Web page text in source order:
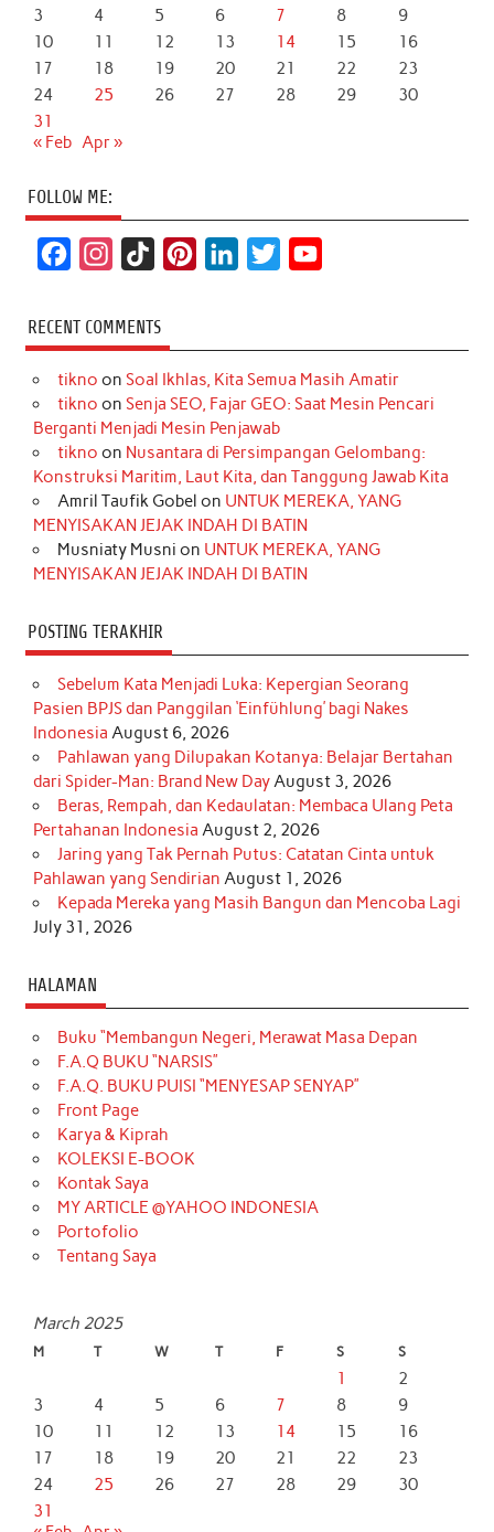
3
4 5 6 7 8
9
10
11 12 13 14 15
16
17
18 19 20 21 22
23
24
25 26 27 28 29
30
31
« Feb Apr »
FOLLOW ME:
c
e
b
o
k
s
t
a
r
a
m
k
T
o
k
t
e
r
e
s
t
k
e
d
I
n
t
t
r
T
u
e
RECENT COMMENTS
tikno on Soal Ikhlas, Kita Semua Masih Amatir
tikno on Senja SEO, Fajar GEO: Saat Mesin Pencari
Berganti Menjadi Mesin Penjawab
tikno on Nusantara di Persimpangan Gelombang:
Konstruksi Maritim, Laut Kita, dan Tanggung Jawab Kita
Amril Taufik Gobel on UNTUK MEREKA, YANG
MENYISAKAN JEJAK INDAH DI BATIN
Musniaty Musni on UNTUK MEREKA, YANG
MENYISAKAN JEJAK INDAH DI BATIN
POSTING TERAKHIR
Sebelum Kata Menjadi Luka: Kepergian Seorang
Pasien BPJS dan Panggilan ‘Einfühlung’ bagi Nakes
Indonesia August 6, 2026
Pahlawan yang Dilupakan Kotanya: Belajar Bertahan
dari Spider-Man: Brand New DayAugust 3, 2026
Beras, Rempah, dan Kedaulatan: Membaca Ulang Peta
Pertahanan Indonesia August 2, 2026
Jaring yang Tak Pernah Putus: Catatan Cinta untuk
Pahlawan yang Sendirian August 1, 2026
Kepada Mereka yang Masih Bangun dan Mencoba Lagi
July 31, 2026
HALAMAN
Buku “Membangun Negeri, Merawat Masa Depan
F.A.Q BUKU “NARSIS”
F.A.Q. BUKU PUISI “MENYESAP SENYAP”
Front Page
Karya & Kiprah
KOLEKSI E-BOOK
Kontak Saya
MY ARTICLE @YAHOO INDONESIA
Portofolio
Tentang Saya
March 2025
M T W T F S S
1
2
3
4 5 6 7 8
9
10
11 12 13 14 15
16
17
18 19 20 21 22
23
24
25 26 27 28 29
30
31